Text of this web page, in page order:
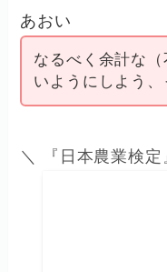
あおい
なるべく余計な
いようにしよう
＼ 『日本農業検定